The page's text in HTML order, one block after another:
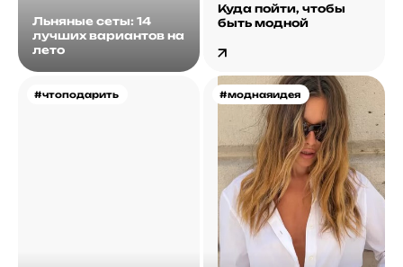
Льняные сеты: 14
лучших вариантов на
лето
Куда пойти, чтобы
быть модной
#чтоподарить #моднаяидея